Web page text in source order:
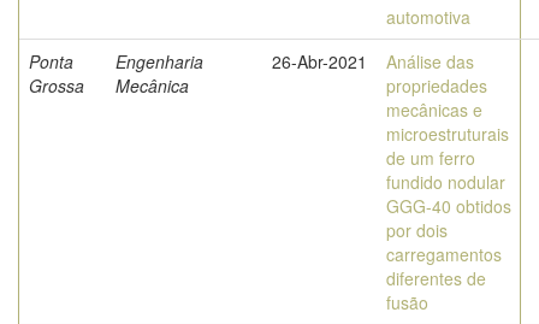
automotiva
Ponta
Grossa
Engenharia
Mecânica
26-Abr-2021
Análise das
propriedades
mecânicas e
microestruturais
de um ferro
fundido nodular
GGG-40 obtidos
por dois
carregamentos
diferentes de
fusão